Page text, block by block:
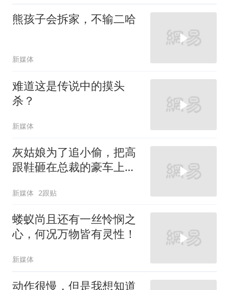
熊孩子会拆家，不输二哈
新媒体
难道这是传说中的摸头
杀？
新媒体
灰姑娘为了追小偷，把高
跟鞋砸在总裁的豪车上，
新媒体 2跟贴
蝼蚁尚且还有一丝怜悯之
心，何况万物皆有灵性！
新媒体
动作很慢，但是我想知道